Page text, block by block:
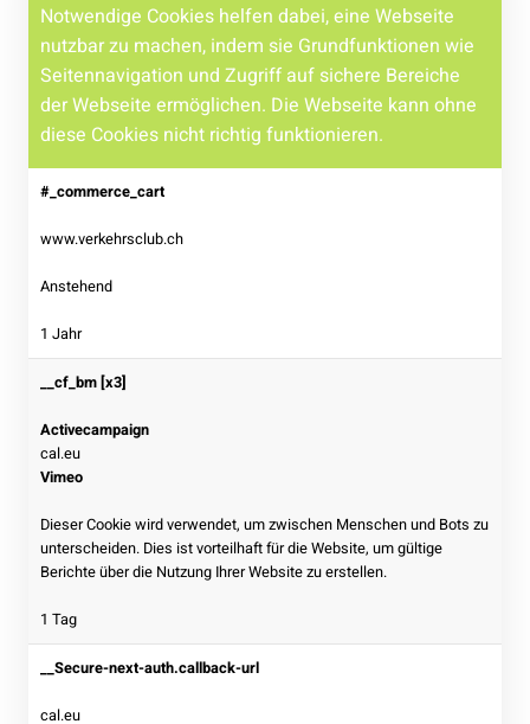
Notwendige Cookies helfen dabei, eine Webseite
nutzbar zu machen, indem sie Grundfunktionen wie
Seitennavigation und Zugriff auf sichere Bereiche
der Webseite ermöglichen. Die Webseite kann ohne
diese Cookies nicht richtig funktionieren.
#_commerce_cart
www.verkehrsclub.ch
Anstehend
1 Jahr
__cf_bm [x3]
Activecampaign
cal.eu
Vimeo
Dieser Cookie wird verwendet, um zwischen Menschen und Bots zu
unterscheiden. Dies ist vorteilhaft für die Website, um gültige
Berichte über die Nutzung Ihrer Website zu erstellen.
1 Tag
__Secure-next-auth.callback-url
cal.eu